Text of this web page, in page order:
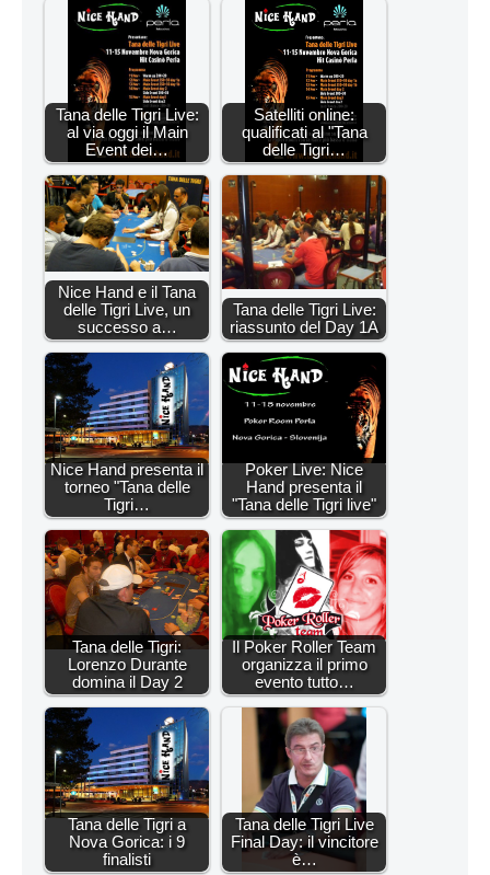
Tana delle Tigri Live:
al via oggi il Main
Event dei…
Satelliti online:
qualificati al "Tana
delle Tigri…
Nice Hand e il Tana
delle Tigri Live, un
successo a…
Tana delle Tigri Live:
riassunto del Day 1A
Nice Hand presenta il
torneo "Tana delle
Tigri…
Poker Live: Nice
Hand presenta il
"Tana delle Tigri live"
Tana delle Tigri:
Lorenzo Durante
domina il Day 2
Il Poker Roller Team
organizza il primo
evento tutto…
Tana delle Tigri a
Nova Gorica: i 9
finalisti
Tana delle Tigri Live
Final Day: il vincitore
è…